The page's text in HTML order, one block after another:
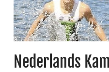
Nederlands